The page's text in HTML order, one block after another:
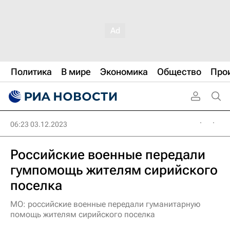
Политика В мире Экономика Общество
06:23 03.12.2023
Российские военные передали
гумпомощь жителям сирийского
поселка
МО: российские военные передали гуманитарную
помощь жителям сирийского поселка